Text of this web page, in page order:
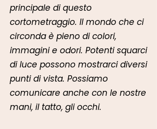
principale di questo
cortometraggio. Il mondo che ci
circonda è pieno di colori,
immagini e odori. Potenti squarci
di luce possono mostrarci diversi
punti di vista. Possiamo
comunicare anche con le nostre
mani, il tatto, gli occhi.